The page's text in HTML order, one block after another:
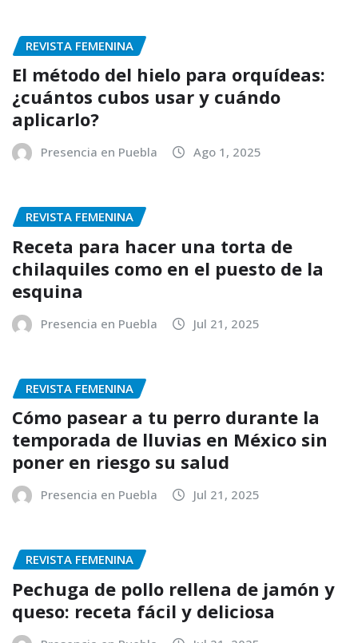
REVISTA FEMENINA
El método del hielo para orquídeas:
¿cuántos cubos usar y cuándo
aplicarlo?
Presencia en Puebla Ago 1, 2025
REVISTA FEMENINA
Receta para hacer una torta de
chilaquiles como en el puesto de la
esquina
Presencia en Puebla Jul 21, 2025
REVISTA FEMENINA
Cómo pasear a tu perro durante la
temporada de lluvias en México sin
poner en riesgo su salud
Presencia en Puebla Jul 21, 2025
REVISTA FEMENINA
Pechuga de pollo rellena de jamón y
queso: receta fácil y deliciosa